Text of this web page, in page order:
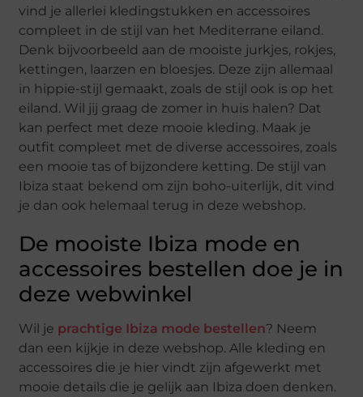
vind je allerlei kledingstukken en accessoires
compleet in de stijl van het Mediterrane eiland.
Denk bijvoorbeeld aan de mooiste jurkjes, rokjes,
kettingen, laarzen en bloesjes. Deze zijn allemaal
in hippie-stijl gemaakt, zoals de stijl ook is op het
eiland. Wil jij graag de zomer in huis halen? Dat
kan perfect met deze mooie kleding. Maak je
outfit compleet met de diverse accessoires, zoals
een mooie tas of bijzondere ketting. De stijl van
Ibiza staat bekend om zijn boho-uiterlijk, dit vind
je dan ook helemaal terug in deze webshop.
De mooiste Ibiza mode en
accessoires bestellen doe je in
deze webwinkel
Wil je prachtige Ibiza mode bestellen? Neem
dan een kijkje in deze webshop. Alle kleding en
accessoires die je hier vindt zijn afgewerkt met
mooie details die je gelijk aan Ibiza doen denken.